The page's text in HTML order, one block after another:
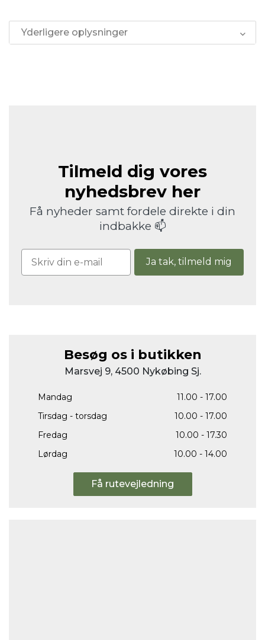
Yderligere oplysninger
Tilmeld dig vores
nyhedsbrev her
Få nyheder samt fordele direkte i din
indbakke 📫
Ja tak, tilmeld mig
Besøg os i butikken
Marsvej 9, 4500 Nykøbing Sj.
Mandag
11.00 - 17.00
Tirsdag - torsdag
10.00 - 17.00
Fredag
10.00 - 17.30
Lørdag
10.00 - 14.00
Få rutevejledning